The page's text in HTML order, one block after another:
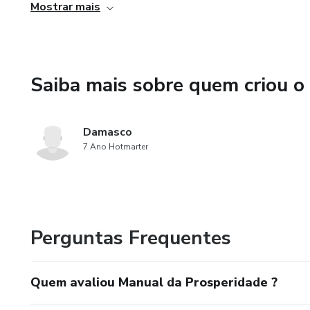
Ajuda a quebrar ciclos, vencer a autossabotagem e
Passo a passo para reorganizar a vida, fortalecer a
Mostrar mais
Saiba mais sobre quem criou
Damasco
7 Ano Hotmarter
Perguntas Frequentes
Quem avaliou Manual da Prosperidade ?